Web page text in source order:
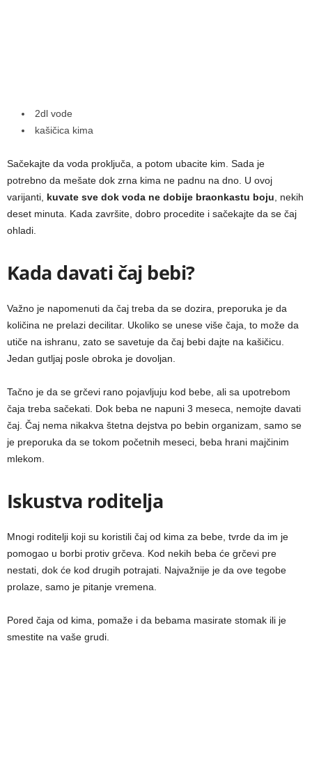
2dl vode
kašičica kima
Sačekajte da voda proključa, a potom ubacite kim. Sada je
potrebno da mešate dok zrna kima ne padnu na dno. U ovoj
varijanti, kuvate sve dok voda ne dobije braonkastu boju, nekih
deset minuta. Kada završite, dobro procedite i sačekajte da se čaj
ohladi.
Kada davati čaj bebi?
Važno je napomenuti da čaj treba da se dozira, preporuka je da
količina ne prelazi decilitar. Ukoliko se unese više čaja, to može da
utiče na ishranu, zato se savetuje da čaj bebi dajte na kašičicu.
Jedan gutljaj posle obroka je dovoljan.
Tačno je da se grčevi rano pojavljuju kod bebe, ali sa upotrebom
čaja treba sačekati. Dok beba ne napuni 3 meseca, nemojte davati
čaj. Čaj nema nikakva štetna dejstva po bebin organizam, samo se
je preporuka da se tokom početnih meseci, beba hrani majčinim
mlekom.
Iskustva roditelja
Mnogi roditelji koji su koristili čaj od kima za bebe, tvrde da im je
pomogao u borbi protiv grčeva. Kod nekih beba će grčevi pre
nestati, dok će kod drugih potrajati. Najvažnije je da ove tegobe
prolaze, samo je pitanje vremena.
Pored čaja od kima, pomaže i da bebama masirate stomak ili je
smestite na vaše grudi.